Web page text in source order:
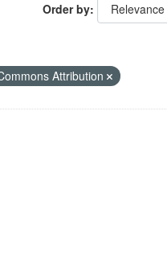
Order by
Attribution